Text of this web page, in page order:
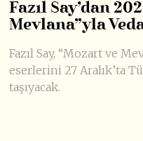
Fazıl Say’dan
Mevlana”yla
Fazıl Say, “Mozart ve
eserlerini 27 Aralık’ta
taşıyacak.